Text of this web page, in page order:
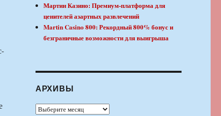
Мартин Казино: Премиум-платформа для
ценителей азартных развлечений
Martin Casino 800: Рекордный 800% бонус и
безграничные возможности для выигрыша
АРХИВЫ
Архивы